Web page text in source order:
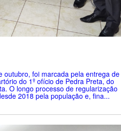
outubro, foi marcada pela entrega de
do 1º ofício de Pedra Preta, do
O longo processo de regularização
2018 pela população e, fina...